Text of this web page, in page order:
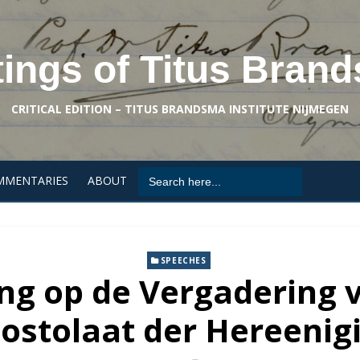
of Titus
CRITICAL EDITION – TITUS BRANDSMA INSTITUTE NIJMEGEN
ABOUT Search
for:
SPEECHES
op de Vergadering
der